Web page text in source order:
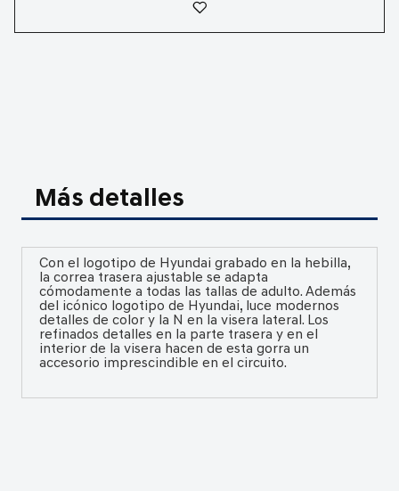
Más detalles
Con el logotipo de Hyundai grabado en la hebilla,
la correa trasera ajustable se adapta
cómodamente a todas las tallas de adulto. Además
del icónico logotipo de Hyundai, luce modernos
detalles de color y la N en la visera lateral. Los
refinados detalles en la parte trasera y en el
interior de la visera hacen de esta gorra un
accesorio imprescindible en el circuito.